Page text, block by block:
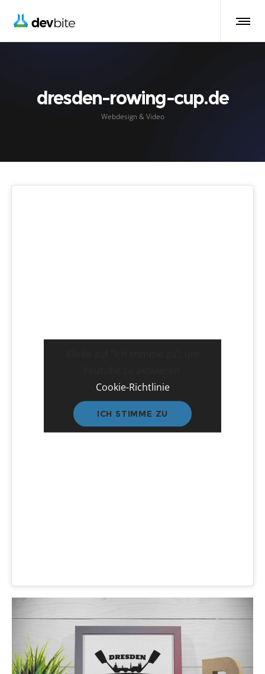
dresden-rowing-cup.de
Webdesign & Video
Cookie-Richtlinie
ICH STIMME ZU